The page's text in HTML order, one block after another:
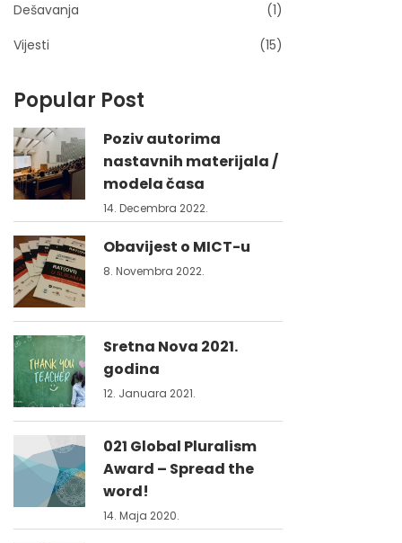
Dešavanja
(1)
Vijesti
(15)
Popular Post
Poziv autorima
nastavnih materijala /
modela časa
14. Decembra 2022.
Obavijest o MICT-u
8. Novembra 2022.
Sretna Nova 2021.
godina
12. Januara 2021.
021 Global Pluralism
Award – Spread the
word!
14. Maja 2020.